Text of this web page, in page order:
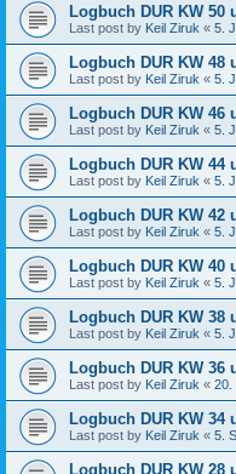
Logbuch DUR KW 50
Last post by Keil Ziruk « 5.
Logbuch DUR KW 48
Last post by Keil Ziruk « 5.
Logbuch DUR KW 46
Last post by Keil Ziruk « 5.
Logbuch DUR KW 44
Last post by Keil Ziruk « 5.
Logbuch DUR KW 42
Last post by Keil Ziruk « 5.
Logbuch DUR KW 40
Last post by Keil Ziruk « 5.
Logbuch DUR KW 38
Last post by Keil Ziruk « 5.
Logbuch DUR KW 36
Last post by Keil Ziruk « 20.
Logbuch DUR KW 34
Last post by Keil Ziruk « 5.
Logbuch DUR KW 28